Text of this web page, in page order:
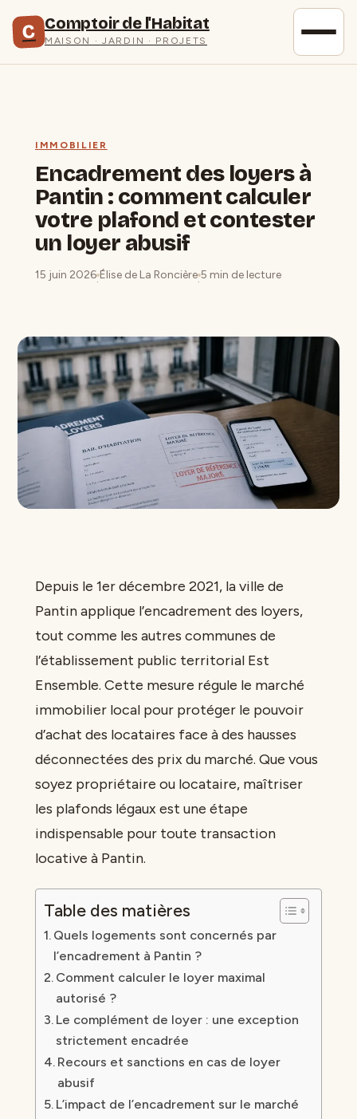
C Comptoir de l'Habitat
MAISON · JARDIN · PROJETS
IMMOBILIER
Encadrement des loyers à
Pantin : comment calculer
votre plafond et contester
un loyer abusif
15 juin 2026
·
Élise de La Roncière
·
5 min de lecture
Depuis le 1er décembre 2021, la ville de
Pantin applique l’encadrement des loyers,
tout comme les autres communes de
l’établissement public territorial Est
Ensemble. Cette mesure régule le marché
immobilier local pour protéger le pouvoir
d’achat des locataires face à des hausses
déconnectées des prix du marché. Que vous
soyez propriétaire ou locataire, maîtriser
les plafonds légaux est une étape
indispensable pour toute transaction
locative à Pantin.
Table des matières
Quels logements sont concernés par
l’encadrement à Pantin ?
Comment calculer le loyer maximal
autorisé ?
Le complément de loyer : une exception
strictement encadrée
Recours et sanctions en cas de loyer
abusif
L’impact de l’encadrement sur le marché